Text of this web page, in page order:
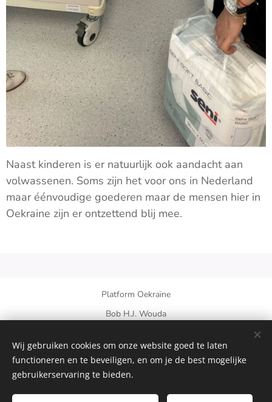
Naast kinderen is er natuurlijk ook aandacht aan
volwassenen. Soms zijn het voor ons in Nederland
maar éénvoudige goederen maar de mensen hier in
Oekraine zijn er ontzettend blij mee.
Platform Oekraïne
Bob H.J. Wouda
+31 6 30727117 - +380635144148
Cookies
Wij gebruiken cookies om onze website goed te laten
functioneren en te beveiligen, en om je de best mogelijke
gebruikerservaring te bieden.